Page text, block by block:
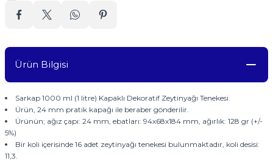
Ürün Bilgisi
Sarkap 1000 ml (1 litre) Kapaklı Dekoratif Zeytinyağı Tenekesi.
Ürün, 24 mm pratik kapağı ile beraber gönderilir.
Ürünün; ağız çapı: 24 mm, ebatları: 94x68x184 mm, ağırlık: 128 gr (+/-
5%)
Bir koli içerisinde 16 adet zeytinyağı tenekesi bulunmaktadır, koli desisi:
11,3.